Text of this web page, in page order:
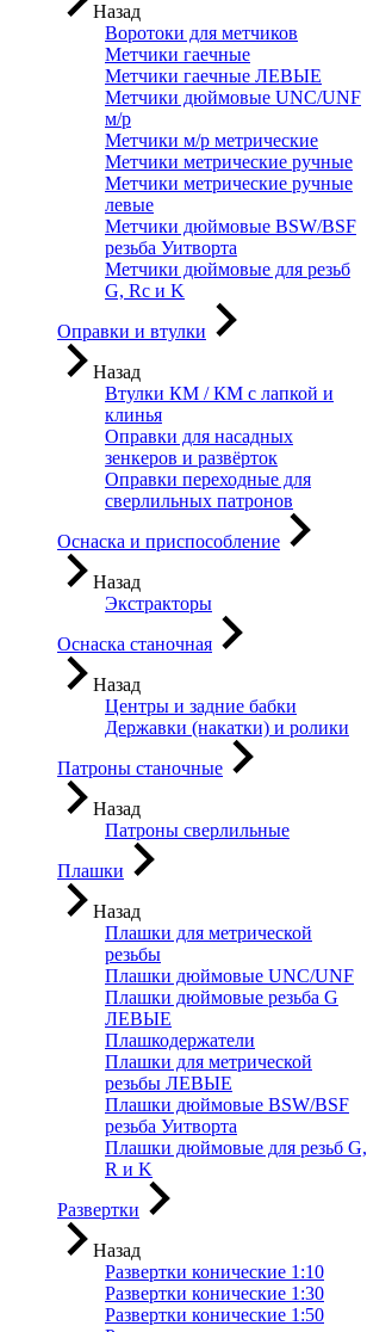
Назад
Воротоки для метчиков
Метчики гаечные
Метчики гаечные ЛЕВЫЕ
Метчики дюймовые UNC/UNF
м/р
Метчики м/р метрические
Метчики метрические ручные
Метчики метрические ручные
левые
Метчики дюймовые BSW/BSF
резьба Уитворта
Метчики дюймовые для резьб
G, Rc и K
Оправки и втулки
Назад
Втулки КМ / КМ с лапкой и
клинья
Оправки для насадных
зенкеров и развёрток
Оправки переходные для
сверлильных патронов
Оснаска и приспособление
Назад
Экстракторы
Оснаска станочная
Назад
Центры и задние бабки
Державки (накатки) и ролики
Патроны станочные
Назад
Патроны сверлильные
Плашки
Назад
Плашки для метрической
резьбы
Плашки дюймовые UNC/UNF
Плашки дюймовые резьба G
ЛЕВЫЕ
Плашкодержатели
Плашки для метрической
резьбы ЛЕВЫЕ
Плашки дюймовые BSW/BSF
резьба Уитворта
Плашки дюймовые для резьб G,
R и K
Развертки
Назад
Развертки конические 1:10
Развертки конические 1:30
Развертки конические 1:50